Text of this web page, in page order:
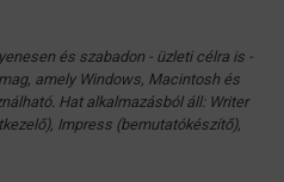
és szabadon - üzleti célra is -
amely Windows, Macintosh és
Hat alkalmazásból áll: Writer
Impress (bemutatókészítő),